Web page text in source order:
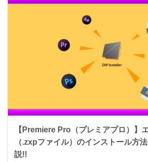
【Premiere Pro（プレミアプロ）】
（.zxpファイル）のインストール方
説!!